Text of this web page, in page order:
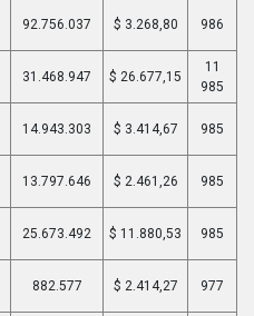
92.756.037 $ 3.268,80 986
31.468.947 $ 26.677,15
11
985
14.943.303 $ 3.414,67 985
13.797.646 $ 2.461,26 985
25.673.492 $ 11.880,53 985
882.577 $ 2.414,27 977